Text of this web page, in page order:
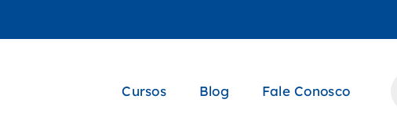
Cursos Blog Fale Conosco